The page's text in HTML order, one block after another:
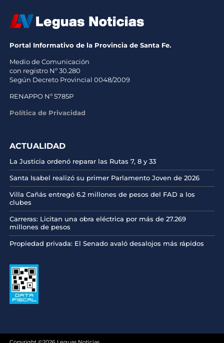
Portal Informativo de la Provincia de Santa Fe.
Medio de Comunicación
con registro Nº 30.280
Según Decreto Provincial 0048/2009
RENAPPO Nº 5785P
Política de Privacidad
ACTUALIDAD
La Justicia ordenó reparar las Rutas 7, 8 y 33
Santa Isabel realizó su primer Parlamento Joven de 2026
Villa Cañás entregó 6.2 millones de pesos del FAD a los
clubes
Carreras: Licitan una obra eléctrica por más de 27.269
millones de pesos
Propiedad privada: El Senado avaló desalojos más rápidos